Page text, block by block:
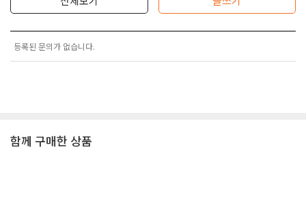
등록된 문의가 없습니다.
함께 구매한 상품